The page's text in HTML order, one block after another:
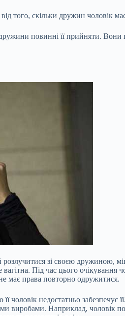
того, скільки дружин чоловік
повинні її прийняти. Вони
зі своєю дружиною,
Під час цього очікування
має права повторно одружитися.
чоловік недостатньо забезпечує
виробами. Наприклад, чоловік